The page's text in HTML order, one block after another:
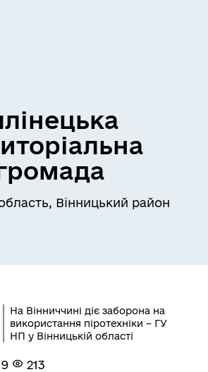
Вінницький район
На Вінниччині діє заборона на
використання піротехніки – ГУ
НП у Вінницькій області
213